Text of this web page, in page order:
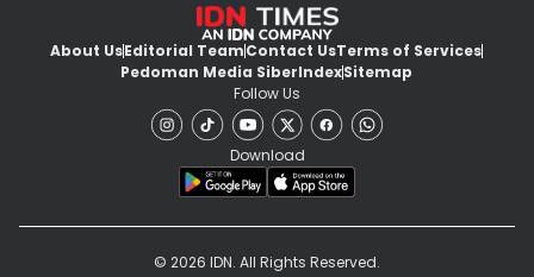
About UsEditorial TeamContact UsTerms of Services
Pedoman Media SiberIndexSitemap
Follow Us
Download
© 2026 IDN. All Rights Reserved.